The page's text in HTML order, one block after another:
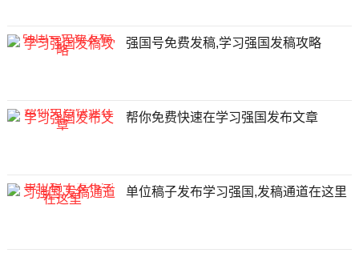
强国号免费发稿,学习强国发稿攻略
帮你免费快速在学习强国发布文章
单位稿子发布学习强国,发稿通道在这里